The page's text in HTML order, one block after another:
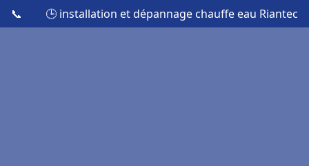
📞 🕒 installation et dépannage chauffe eau Riantec